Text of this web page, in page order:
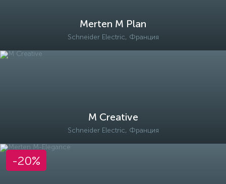
Merten M Plan
Schneider Electric, Франция
M Creative
Schneider Electric, Франция
-20%